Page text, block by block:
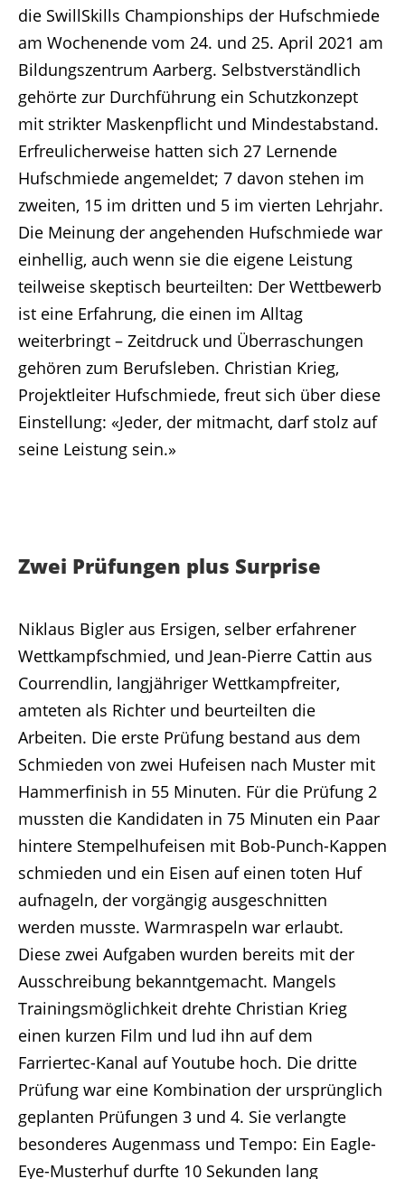
die SwillSkills Championships der Hufschmiede
am Wochenende vom 24. und 25. April 2021 am
Bildungszentrum Aarberg. Selbstverständlich
gehörte zur Durchführung ein Schutzkonzept
mit strikter Maskenpflicht und Mindestabstand.
Erfreulicherweise hatten sich 27 Lernende
Hufschmiede angemeldet; 7 davon stehen im
zweiten, 15 im dritten und 5 im vierten Lehrjahr.
Die Meinung der angehenden Hufschmiede war
einhellig, auch wenn sie die eigene Leistung
teilweise skeptisch beurteilten: Der Wettbewerb
ist eine Erfahrung, die einen im Alltag
weiterbringt – Zeitdruck und Überraschungen
gehören zum Berufsleben. Christian Krieg,
Projektleiter Hufschmiede, freut sich über diese
Einstellung: «Jeder, der mitmacht, darf stolz auf
seine Leistung sein.»
Zwei Prüfungen plus Surprise
Niklaus Bigler aus Ersigen, selber erfahrener
Wettkampfschmied, und Jean-Pierre Cattin aus
Courrendlin, langjähriger Wettkampfreiter,
amteten als Richter und beurteilten die
Arbeiten. Die erste Prüfung bestand aus dem
Schmieden von zwei Hufeisen nach Muster mit
Hammerfinish in 55 Minuten. Für die Prüfung 2
mussten die Kandidaten in 75 Minuten ein Paar
hintere Stempelhufeisen mit Bob-Punch-Kappen
schmieden und ein Eisen auf einen toten Huf
aufnageln, der vorgängig ausgeschnitten
werden musste. Warmraspeln war erlaubt.
Diese zwei Aufgaben wurden bereits mit der
Ausschreibung bekanntgemacht. Mangels
Trainingsmöglichkeit drehte Christian Krieg
einen kurzen Film und lud ihn auf dem
Farriertec-Kanal auf Youtube hoch. Die dritte
Prüfung war eine Kombination der ursprünglich
geplanten Prüfungen 3 und 4. Sie verlangte
besonderes Augenmass und Tempo: Ein Eagle-
Eye-Musterhuf durfte 10 Sekunden lang